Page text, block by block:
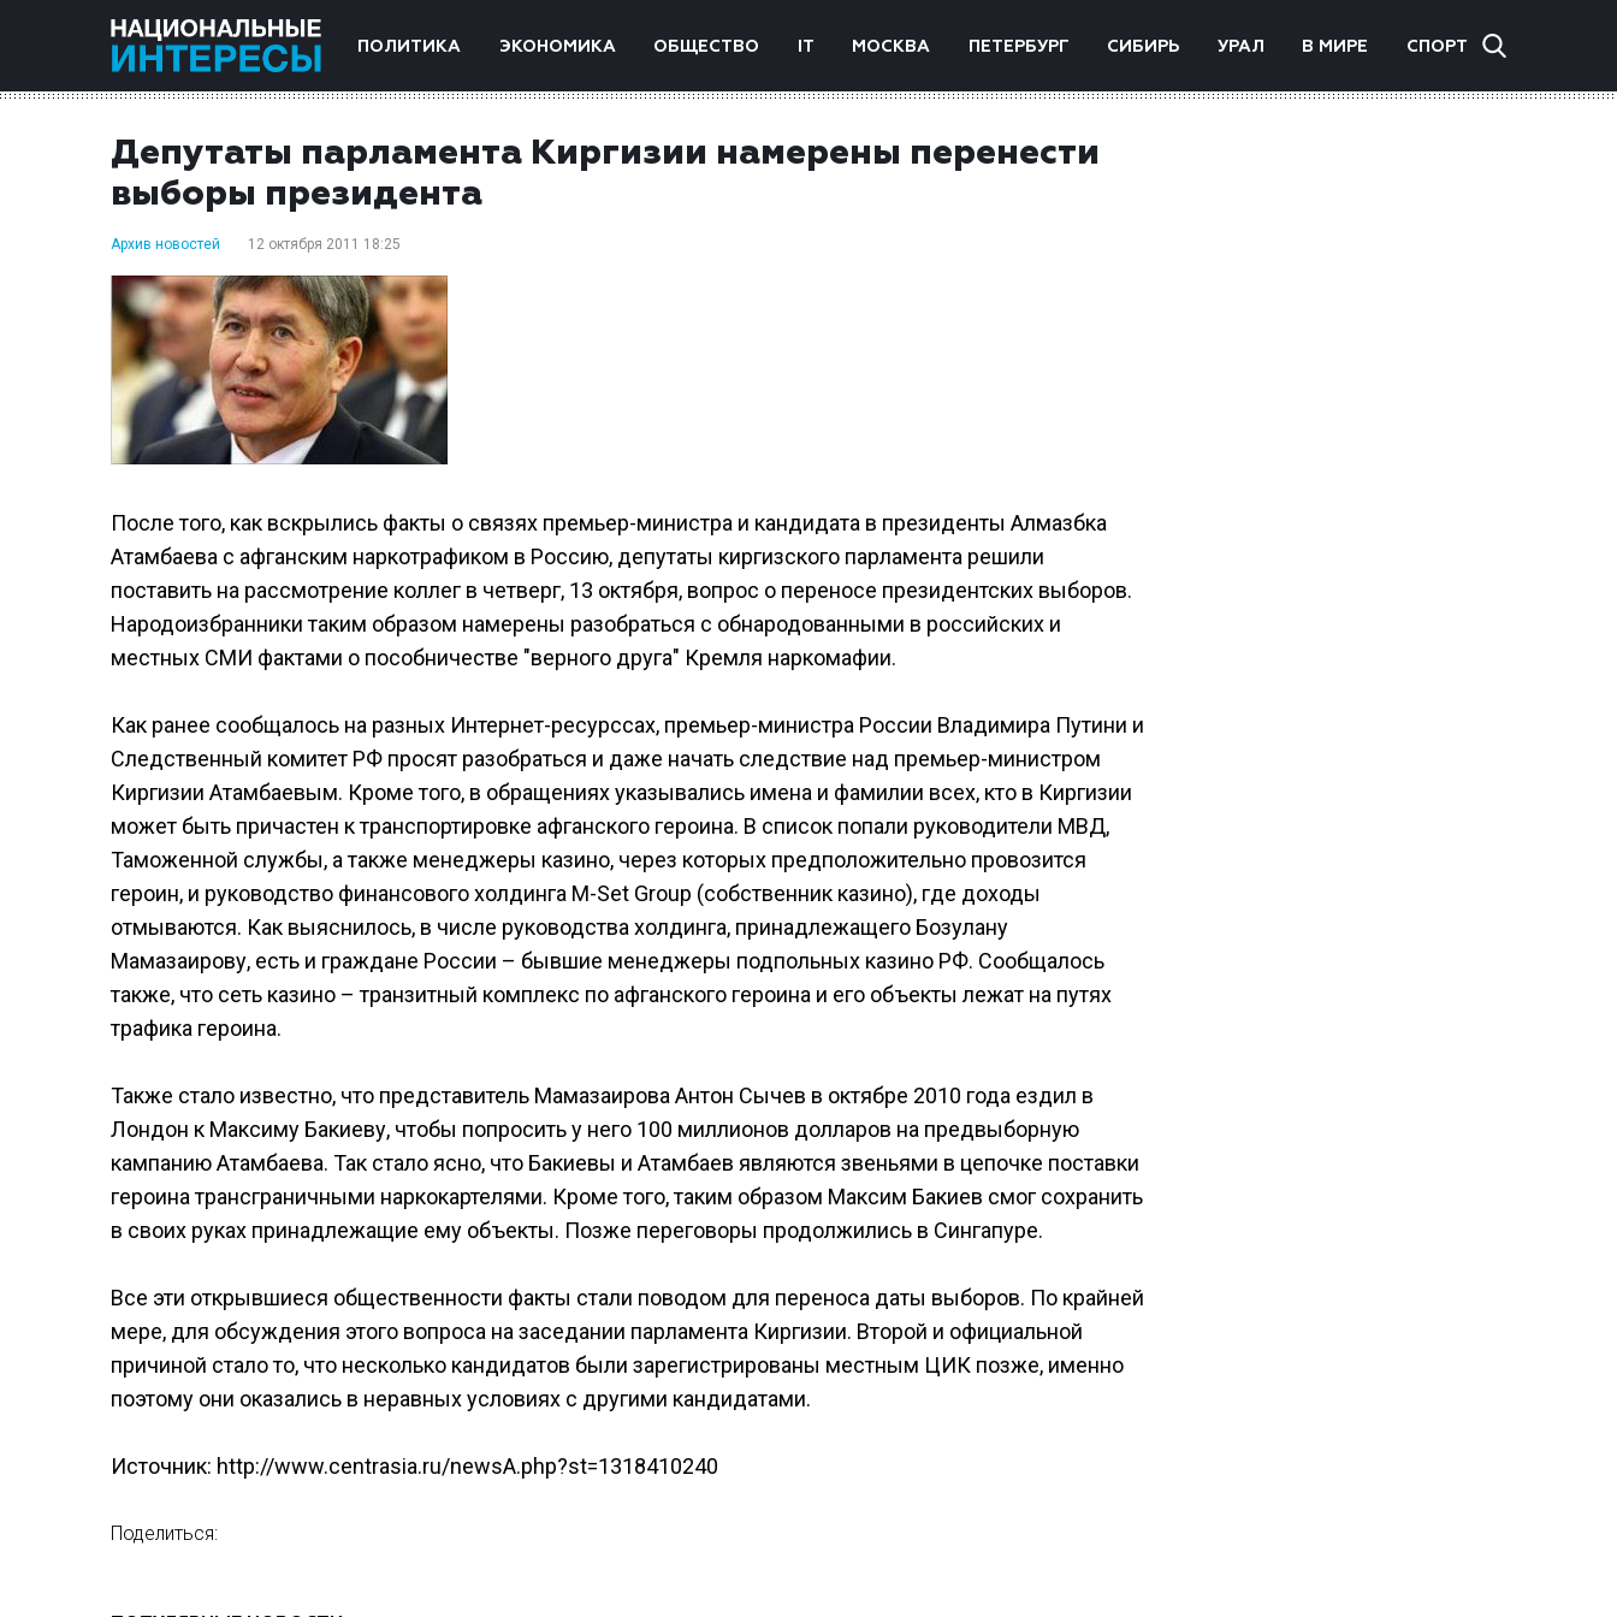
ПОЛИТИКА ЭКОНОМИКА ОБЩЕСТВО IT МОСКВА ПЕТЕРБУРГ СИБИРЬ УРАЛ В МИРЕ СПОРТ
Депутаты парламента Киргизии намерены перенести
выборы президента
Архив новостей 12 октября 2011 18:25
После того, как вскрылись факты о связях премьер-министра и кандидата в президенты Алмазбка
Атамбаева с афганским наркотрафиком в Россию, депутаты киргизского парламента решили
поставить на рассмотрение коллег в четверг, 13 октября, вопрос о переносе президентских выборов.
Народоизбранники таким образом намерены разобраться с обнародованными в российских и
местных СМИ фактами о пособничестве "верного друга" Кремля наркомафии.
Как ранее сообщалось на разных Интернет-ресурссах, премьер-министра России Владимира Путини и
Следственный комитет РФ просят разобраться и даже начать следствие над премьер-министром
Киргизии Атамбаевым. Кроме того, в обращениях указывались имена и фамилии всех, кто в Киргизии
может быть причастен к транспортировке афганского героина. В список попали руководители МВД,
Таможенной службы, а также менеджеры казино, через которых предположительно провозится
героин, и руководство финансового холдинга M-Set Group (собственник казино), где доходы
отмываются. Как выяснилось, в числе руководства холдинга, принадлежащего Бозулану
Мамазаирову, есть и граждане России – бывшие менеджеры подпольных казино РФ. Сообщалось
также, что сеть казино – транзитный комплекс по афганского героина и его объекты лежат на путях
трафика героина.
Также стало известно, что представитель Мамазаирова Антон Сычев в октябре 2010 года ездил в
Лондон к Максиму Бакиеву, чтобы попросить у него 100 миллионов долларов на предвыборную
кампанию Атамбаева. Так стало ясно, что Бакиевы и Атамбаев являются звеньями в цепочке поставки
героина трансграничными наркокартелями. Кроме того, таким образом Максим Бакиев смог сохранить
в своих руках принадлежащие ему объекты. Позже переговоры продолжились в Сингапуре.
Все эти открывшиеся общественности факты стали поводом для переноса даты выборов. По крайней
мере, для обсуждения этого вопроса на заседании парламента Киргизии. Второй и официальной
причиной стало то, что несколько кандидатов были зарегистрированы местным ЦИК позже, именно
поэтому они оказались в неравных условиях с другими кандидатами.
Источник: http://www.centrasia.ru/newsA.php?st=1318410240
Поделиться: